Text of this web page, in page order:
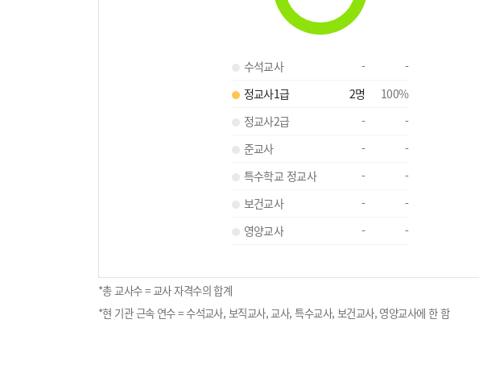
수석교사 -
-
정교사1급
2명 100%
정교사2급
-
-
준교사
-
-
특수학교 정교사
-
-
보건교사
-
-
영양교사
- -
*총 교사수 = 교사 자격수의 합계
*현 기관 근속 연수 = 수석교사, 보직교사, 교사, 특수교사, 보건교사, 영양교사에 한 함